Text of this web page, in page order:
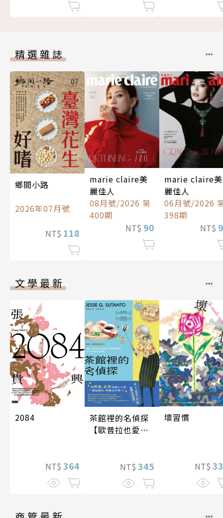
精選雜誌
鄉間小路
2026年07月號
NT$ 118
marie claire美
麗佳人
08月號/2026 第
400期
NT$ 90
marie claire美
麗佳人
06月號/2026
398期
NT$
文學最新
2084
NT$ 364
茶館裡的名偵探
【歐普拉也愛！
《茶館裡的嫌疑
人》續作】
NT$ 345
壞習慣
NT$